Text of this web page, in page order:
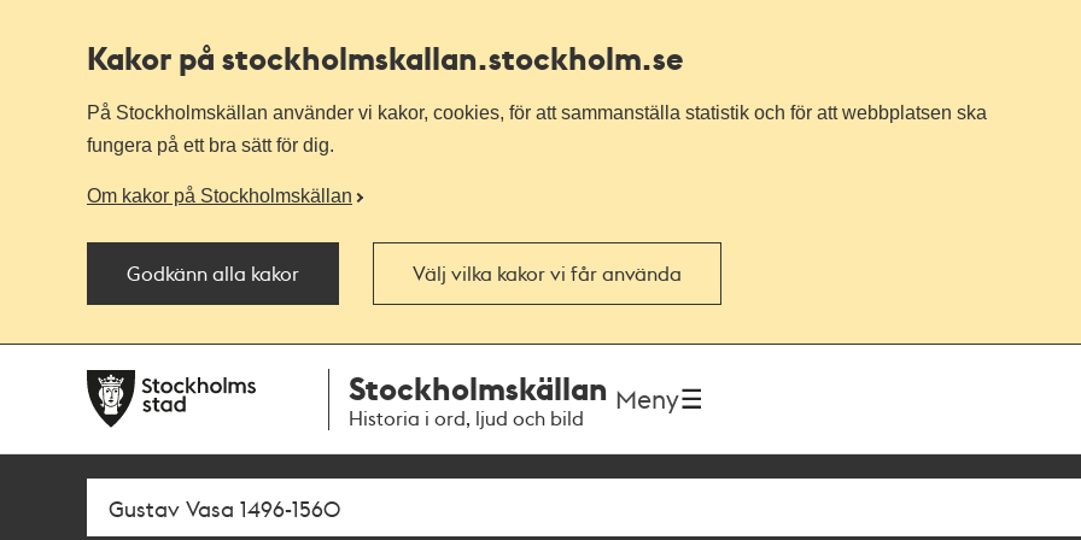
Kakor på stockholmskallan.stockholm.se
På Stockholmskällan använder vi kakor, cookies, för att sammanställa statistik och för att webbplatsen ska
fungera på ett bra sätt för dig.
Om kakor på Stockholmskällan
Godkänn alla kakor Välj vilka kakor vi får använda
navigationen
huvudinnehållet
Stockholmskällan
Historia i ord, ljud och bild
Meny
Sök